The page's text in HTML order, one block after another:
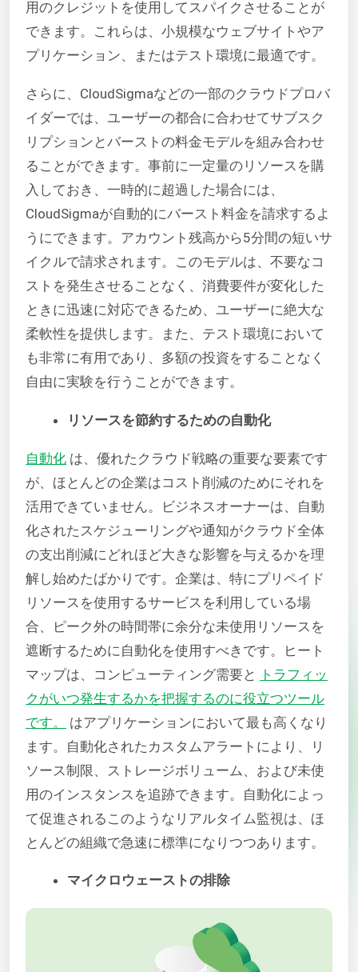
用のクレジットを使用してスパイクさせることが
できます。これらは、小規模なウェブサイトやア
プリケーション、またはテスト環境に最適です。
さらに、CloudSigmaなどの一部のクラウドプロバ
イダーでは、ユーザーの都合に合わせてサブスク
リプションとバーストの料金モデルを組み合わせ
ることができます。事前に一定量のリソースを購
入しておき、一時的に超過した場合には、
CloudSigmaが自動的にバースト料金を請求するよ
うにできます。アカウント残高から5分間の短いサ
イクルで請求されます。このモデルは、不要なコ
ストを発生させることなく、消費要件が変化した
ときに迅速に対応できるため、ユーザーに絶大な
柔軟性を提供します。また、テスト環境において
も非常に有用であり、多額の投資をすることなく
自由に実験を行うことができます。
リソースを節約するための自動化
自動化 は、優れたクラウド戦略の重要な要素です
が、ほとんどの企業はコスト削減のためにそれを
活用できていません。ビジネスオーナーは、自動
化されたスケジューリングや通知がクラウド全体
の支出削減にどれほど大きな影響を与えるかを理
解し始めたばかりです。企業は、特にプリペイド
リソースを使用するサービスを利用している場
合、ピーク外の時間帯に余分な未使用リソースを
遮断するために自動化を使用すべきです。ヒート
マップは、コンピューティング需要と
トラフィッ
クがいつ発生するかを把握するのに役立つツール
です。
はアプリケーションにおいて最も高くなり
ます。自動化されたカスタムアラートにより、リ
ソース制限、ストレージボリューム、および未使
用のインスタンスを追跡できます。自動化によっ
て促進されるこのようなリアルタイム監視は、ほ
とんどの組織で急速に標準になりつつあります。
マイクロウェーストの排除